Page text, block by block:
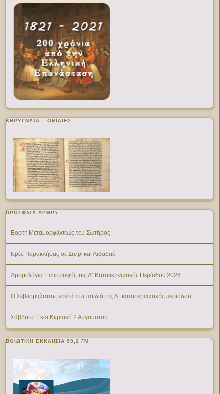
ΚΗΡΥΓΜΑΤΑ – ΟΜΙΛΙΕΣ
ΠΡΌΣΦΑΤΑ ΆΡΘΡΑ
Εορτή Μεταμορφώσεως του Σωτήρος
Ιερές Παρακλήσεις σε Στείρι και Λιβαδειά
Δρομολόγια Επιστροφής της Δ’ Κατασκηνωτικής Περίοδου 2026
Ο Σεβασμιώτατος κοντά στα παιδιά της Δ΄ κατασκηνωτικής περιόδου
Σάββατο 1 και Κυριακή 2 Αυγούστου
ΒΟΙΩΤΙΚΉ ΕΚΚΛΗΣΊΑ 99,2 FM